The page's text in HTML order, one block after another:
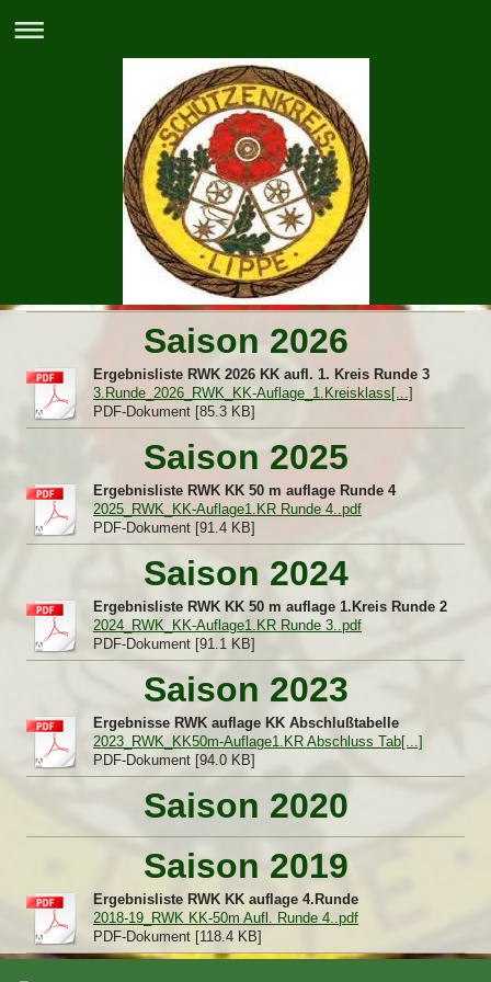
Saison 2026
Ergebnisliste RWK 2026 KK aufl. 1. Kreis Runde 3
3.Runde_2026_RWK_KK-Auflage_1.Kreisklass[...]
PDF-Dokument [85.3 KB]
Saison 2025
Ergebnisliste RWK KK 50 m auflage Runde 4
2025_RWK_KK-Auflage1.KR Runde 4..pdf
PDF-Dokument [91.4 KB]
Saison 2024
Ergebnisliste RWK KK 50 m auflage 1.Kreis Runde 2
2024_RWK_KK-Auflage1.KR Runde 3..pdf
PDF-Dokument [91.1 KB]
Saison 2023
Ergebnisse RWK auflage KK Abschlußtabelle
2023_RWK_KK50m-Auflage1.KR Abschluss Tab[...]
PDF-Dokument [94.0 KB]
Saison 2020
Saison 2019
Ergebnisliste RWK KK auflage 4.Runde
2018-19_RWK KK-50m Aufl. Runde 4..pdf
PDF-Dokument [118.4 KB]